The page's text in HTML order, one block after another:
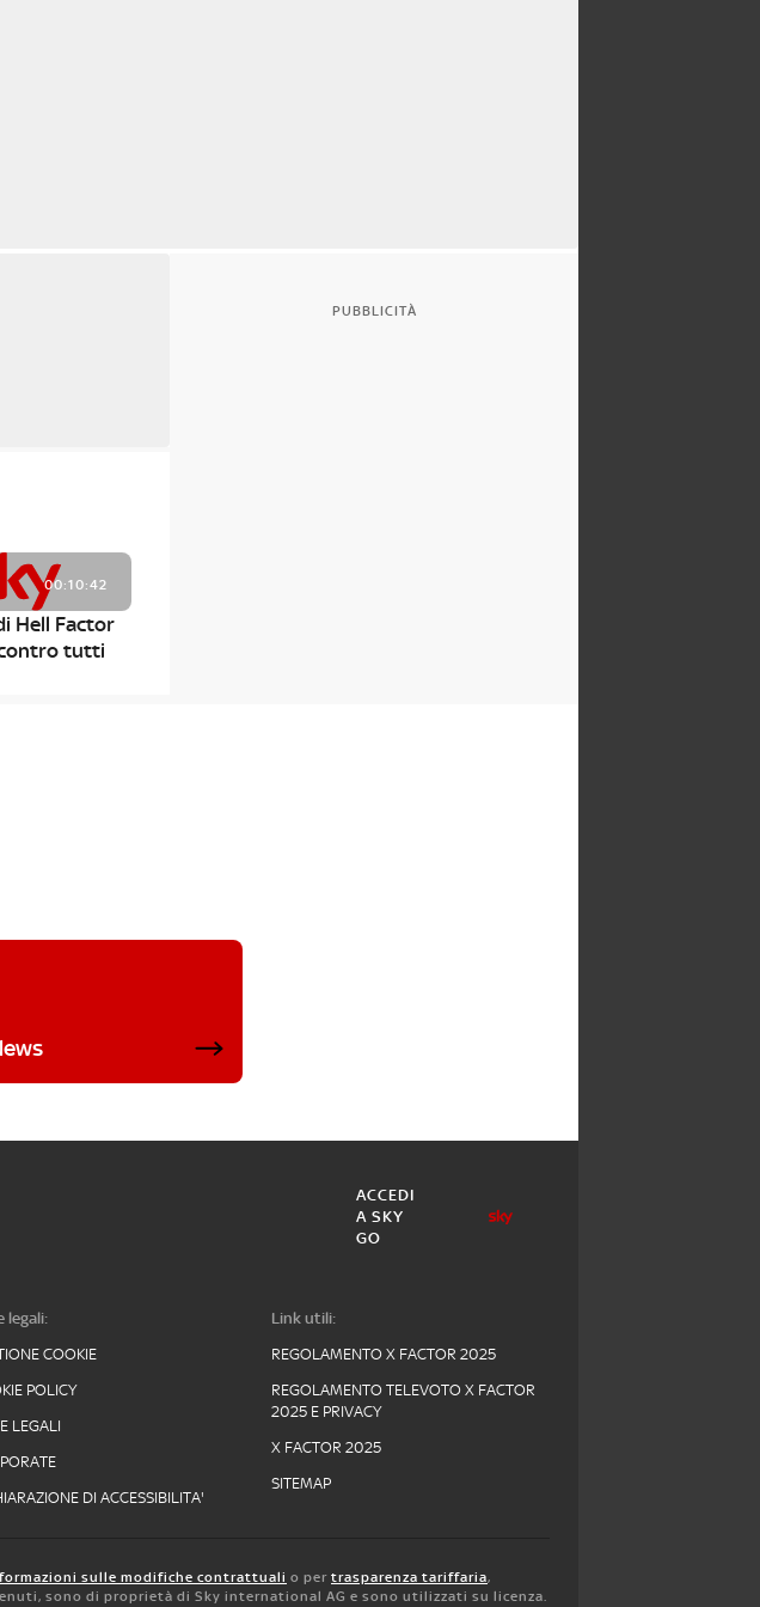
00:10:42
Hell Factor
tutti
PUBBLICITÀ
ACCEDI
A SKY
GO
legali:
COOKIE
POLICY
LEGALI
DI ACCESSIBILITA'
Link utili:
REGOLAMENTO X FACTOR 2025
REGOLAMENTO TELEVOTO X FACTOR
2025 E PRIVACY
X FACTOR 2025
SITEMAP
sulle modifiche contrattuali o per trasparenza tariffaria,
sono di proprietà di Sky international AG e sono utilizzati su licenza.